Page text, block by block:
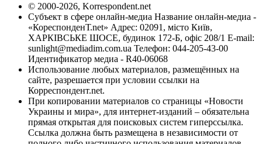
© 2000-2026, Korrespondent.net
Субъект в сфере онлайн-медиа Название онлайн-медиа -
«КореспонденТ.net» Адрес: 02091, місто Київ,
ХАРКІВСЬКЕ ШОСЕ, будинок 172-Б, офіс 208/1 E-mail:
sunlight@mediadim.com.ua Телефон: 044-205-43-00
Идентификатор медиа - R40-06068
Использование любых материалов, размещённых на
сайте, разрешается при условии ссылки на
Корреспондент.net.
При копировании материалов со страницы «Новости
Украины и мира», для интернет-изданий – обязательна
прямая открытая для поисковых систем гиперссылка.
Ссылка должна быть размещена в независимости от